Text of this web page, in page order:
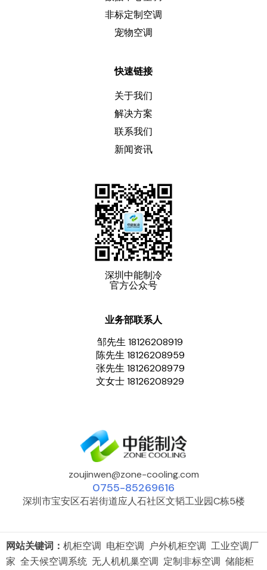
非标定制空调
宠物空调
快速链接
关于我们
解决方案
联系我们
新闻资讯
深圳中能制冷
官方公众号
业务部联系人
邹先生 18126208919
陈先生 18126208959
张先生 18126208979
文女士 18126208929
zoujinwen@zone-cooling.com
0755-85269616
深圳市宝安区石岩街道应人石社区文韬工业园C栋5楼
网站关键词： 机柜空调 电柜空调 户外机柜空调 工业空调厂
家 全天候空调系统 无人机机巢空调 定制非标空调 储能柜